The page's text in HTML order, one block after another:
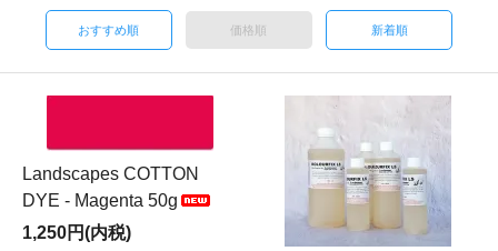
おすすめ順 価格順 新着順
Landscapes COTTON
DYE - Magenta 50g
1,250円(内税)